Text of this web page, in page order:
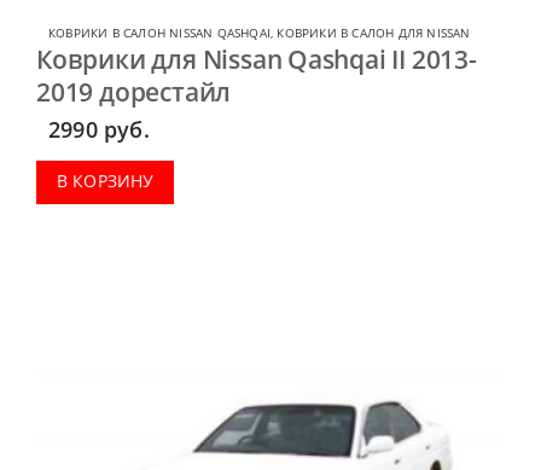
КОВРИКИ В САЛОН NISSAN QASHQAI, КОВРИКИ В САЛОН ДЛЯ NISSAN
Коврики для Nissan Qashqai II 2013-
2019 дорестайл
2990 руб.
В КОРЗИНУ